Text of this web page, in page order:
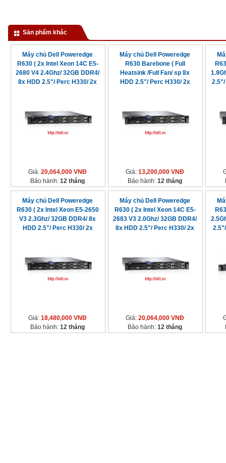
Sản phẩm khác
Máy chủ Dell Poweredge
R630 ( 2x Intel Xeon 14C E5-
2680 V4 2.4Ghz/ 32GB DDR4/
8x HDD 2.5"/ Perc H330/ 2x
Giá:20,064,000 VNĐ
Bảo hành:12 tháng
Máy chủ Dell Poweredge
R630 Barebone ( Full
Heatsink /Full Fan/ sp 8x
HDD 2.5"/ Perc H330/ 2x
Giá:13,200,000 VNĐ
Bảo hành:12 tháng
2.5"/
Máy chủ Dell Poweredge
R630 ( 2x Intel Xeon E5-2650
V3 2.3Ghz/ 32GB DDR4/ 8x
HDD 2.5"/ Perc H330/ 2x
Giá:18,480,000 VNĐ
Bảo hành:12 tháng
Máy chủ Dell Poweredge
R630 ( 2x Intel Xeon 14C E5-
2683 V3 2.0Ghz/ 32GB DDR4/
8x HDD 2.5"/ Perc H330/ 2x
Giá:20,064,000 VNĐ
Bảo hành:12 tháng